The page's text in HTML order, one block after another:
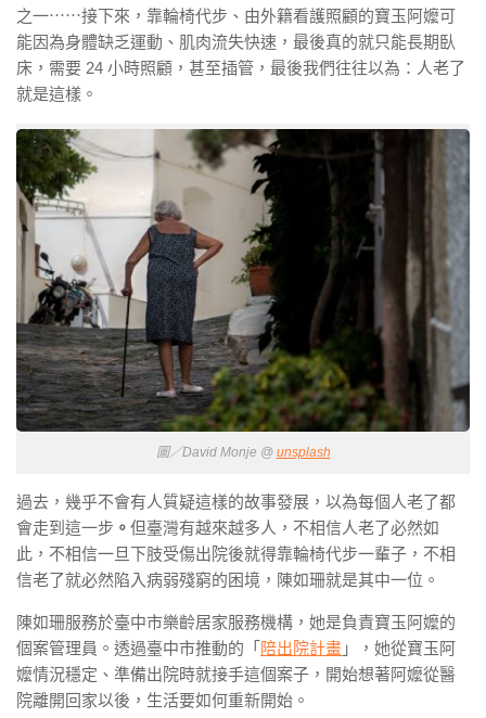
之一⋯⋯接下來，靠輪椅代步、由外籍看護照顧的寶玉阿嬤可
能因為身體缺乏運動、肌肉流失快速，最後真的就只能長期臥
床，需要 24 小時照顧，甚至插管，最後我們往往以為：人老了
就是這樣。
圖／David Monje @ unsplash
過去，幾乎不會有人質疑這樣的故事發展，以為每個人老了都
會走到這一步 。 但臺灣有越來越多人，不相信人老了必然如
此，不相信一旦下肢受傷出院後就得靠輪椅代步一輩子，不相
信老了就必然陷入病弱殘窮的困境，陳如珊就是其中一位。
陳如珊服務於臺中市樂齡居家服務機構，她是負責寶玉阿嬤的
個案管理員。透過臺中市推動的「 陪出院計畫 」，她從寶玉阿
嬤情況穩定、準備出院時就接手這個案子，開始想著阿嬤從醫
院離開回家以後，生活要如何重新開始。